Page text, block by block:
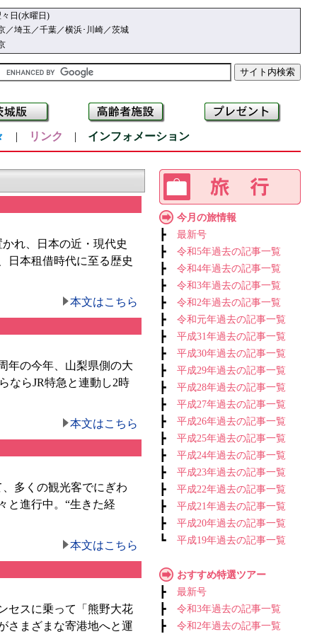
日(水曜日)
／埼玉／千葉／横浜･川崎／茨城
| リンク | インフォメーション
れ、日本の近・現代史
日本租借時代に至る歴史
本文はこちら
年の今年、山梨県側の大
ならJR特急と連動し2時
本文はこちら
多くの観光客でにぎわ
と進行中。“生きた経
本文はこちら
セスに乗って「熊野大花
さまざまな寄港地へと運
今月の旅情報
┣ 最新号
┣ 令和5年過去の記事一覧
┣ 令和4年過去の記事一覧
┣ 令和3年過去の記事一覧
┣ 令和2年過去の記事一覧
┣ 令和元年過去の記事一覧
┣ 平成31年過去の記事一覧
┣ 平成30年過去の記事一覧
┣ 平成29年過去の記事一覧
┣ 平成28年過去の記事一覧
┣ 平成27年過去の記事一覧
┣ 平成26年過去の記事一覧
┣ 平成25年過去の記事一覧
┣ 平成24年過去の記事一覧
┣ 平成23年過去の記事一覧
┣ 平成22年過去の記事一覧
┣ 平成21年過去の記事一覧
┣ 平成20年過去の記事一覧
┗ 平成19年過去の記事一覧
おすすめ特選ツアー
┣ 最新号
┣ 令和3年過去の記事一覧
┣ 令和2年過去の記事一覧